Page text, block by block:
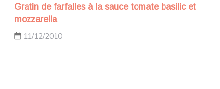
Gratin de farfalles à la sauce tomate basilic et
mozzarella
11/12/2010